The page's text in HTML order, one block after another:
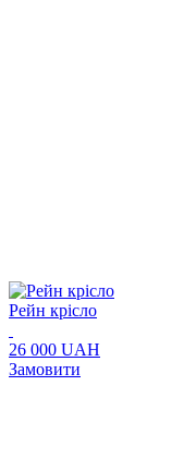
Рейн крісло
26 000 UAH
Замовити